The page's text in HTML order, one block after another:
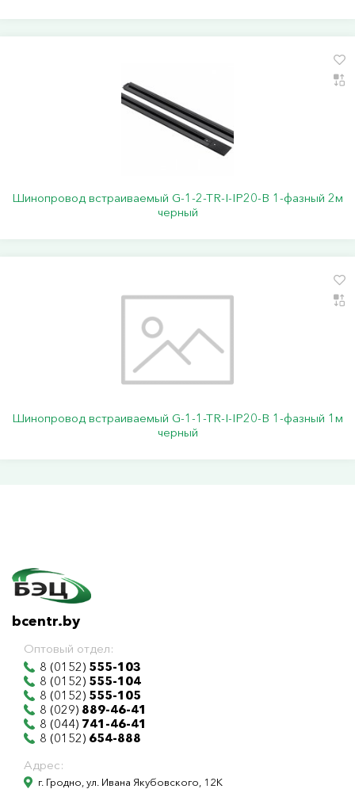
Шинопровод встраиваемый G-1-2-TR-I-IP20-B 1-фазный 2м
черный
Шинопровод встраиваемый G-1-1-TR-I-IP20-B 1-фазный 1м
черный
bcentr.by
Оптовый отдел:
8 (0152) 555-103
8 (0152) 555-104
8 (0152) 555-105
8 (029) 889-46-41
8 (044) 741-46-41
8 (0152) 654-888
Адрес:
г. Гродно, ул. Ивана Якубовского, 12К